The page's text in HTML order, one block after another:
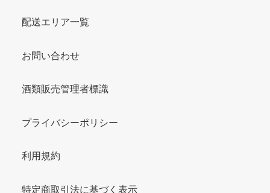
配送エリア一覧
お問い合わせ
酒類販売管理者標識
プライバシーポリシー
利用規約
特定商取引法に基づく表示